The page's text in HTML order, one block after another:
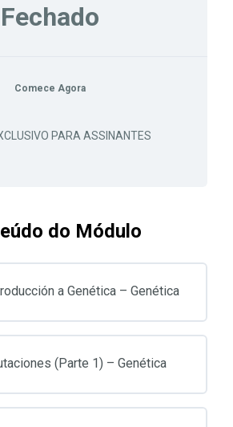
Fechado
Comece Agora
PARA ASSINANTES
do Módulo
a Genética – Genética
(Parte 1) – Genética